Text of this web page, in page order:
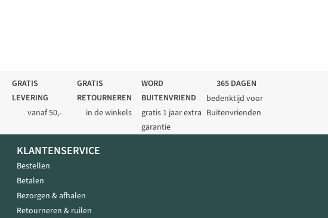
GRATIS
LEVERING
vanaf 50,-
GRATIS
RETOURNEREN
in de winkels
WORD
BUITENVRIEND
gratis 1 jaar extra
garantie
365 DAGEN
bedenktijd voor
Buitenvrienden
KLANTENSERVICE
Bestellen
Betalen
Bezorgen & afhalen
Retourneren & ruilen